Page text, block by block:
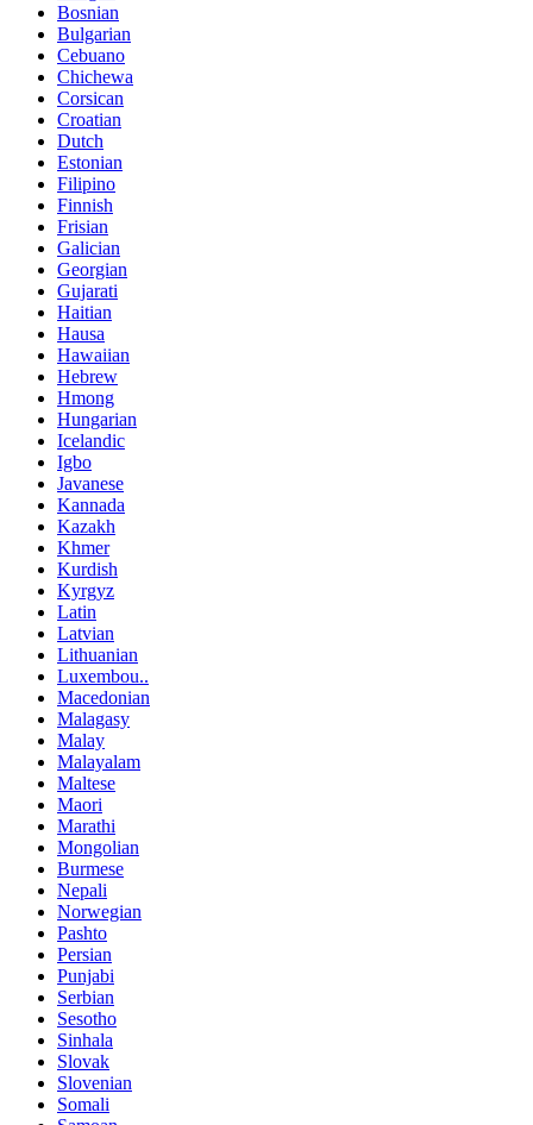
Bosnian
Bulgarian
Cebuano
Chichewa
Corsican
Croatian
Dutch
Estonian
Filipino
Finnish
Frisian
Galician
Georgian
Gujarati
Haitian
Hausa
Hawaiian
Hebrew
Hmong
Hungarian
Icelandic
Igbo
Javanese
Kannada
Kazakh
Khmer
Kurdish
Kyrgyz
Latin
Latvian
Lithuanian
Luxembou..
Macedonian
Malagasy
Malay
Malayalam
Maltese
Maori
Marathi
Mongolian
Burmese
Nepali
Norwegian
Pashto
Persian
Punjabi
Serbian
Sesotho
Sinhala
Slovak
Slovenian
Somali